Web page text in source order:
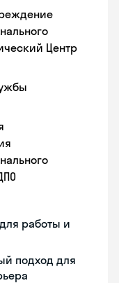
Центр
работы и
подход для